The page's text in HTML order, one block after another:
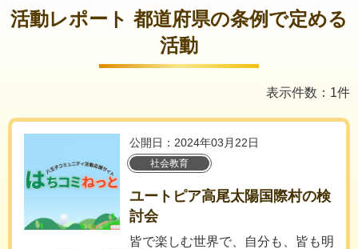
活動レポート 都道府県の条例で定める
活動
表示件数：1件
公開日：2024年03月22日
社会教育
ユートピア高尾太陽国際村の検
討会
皆で楽しむ世界で、自分も、皆も明